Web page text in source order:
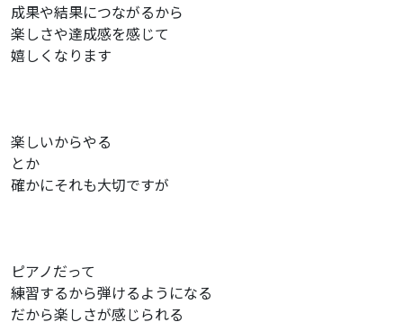
成果や結果につながるから
楽しさや達成感を感じて
嬉しくなります
楽しいからやる
とか
確かにそれも大切ですが
ピアノだって
練習するから弾けるようになる
だから楽しさが感じられる